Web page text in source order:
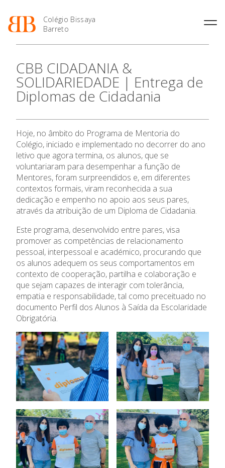
Colégio Bissaya
Barreto
O Colégio
Projeto Educativo
Organização
Colaboradores Docentes
Instalações
Ofertas de emprego
Regulamentos
Jornal “O Coreto”
Privacidade
Oferta Formativa
Enriquecimento Curricular
Oferta Curricular
Atividades Extracurriculares
Atividades de Interrupção
Letiva
Academia de Línguas
Ensino Profissional
Profissionais
Matrículas
Horários e Manuais
Termalismo
Curso de Técnico/a de Apoio
à Família e à Comunidade
Ofertas de Emprego
Ano Letivo
2027
Calendários
Portal do Professor
de Educação
SIGE
Secretariado de Exames
Admissão
Informações
APEE
Notícias
CBB CIDADANIA &
SOLIDARIEDADE | Entrega de
Diplomas de Cidadania
Hoje, no âmbito do Programa de Mentoria do
Colégio, iniciado e implementado no decorrer do ano
letivo que agora termina, os alunos, que se
voluntariaram para desempenhar a função de
Mentores, foram surpreendidos e, em diferentes
contextos formais, viram reconhecida a sua
dedicação e empenho no apoio aos seus pares,
através da atribuição de um Diploma de Cidadania.
Este programa, desenvolvido entre pares, visa
promover as competências de relacionamento
pessoal, interpessoal e académico, procurando que
os alunos adequem os seus comportamentos em
contexto de cooperação, partilha e colaboração e
que sejam capazes de interagir com tolerância,
empatia e responsabilidade, tal como preceituado no
documento Perfil dos Alunos à Saída da Escolaridade
Obrigatória.